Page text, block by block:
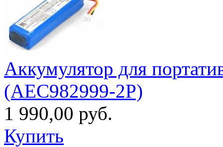
Аккумулятор для
(AEC982999-2P)
1 990,00 руб.
Купить